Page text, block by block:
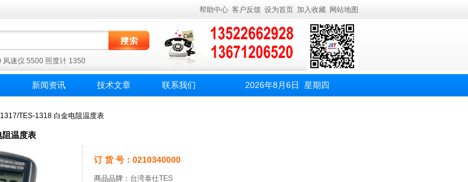
帮助中心 客户反馈 设为首页 加入收藏 网站地图
风速仪 5500 照度计 1350
新闻资讯 技术文章 联系我们 2026年8月6日 星期四
TES-1318 白金电阻温度表
温度表
订 货 号：0210340000
商品品牌： 台湾泰仕TES